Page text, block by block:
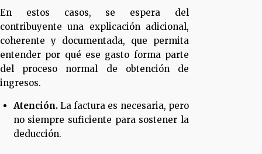
En estos casos, se espera del
contribuyente una explicación adicional,
coherente y documentada, que permita
entender por qué ese gasto forma parte
del proceso normal de obtención de
ingresos.
Atención.La factura es necesaria, pero
no siempre suficiente para sostener la
deducción.